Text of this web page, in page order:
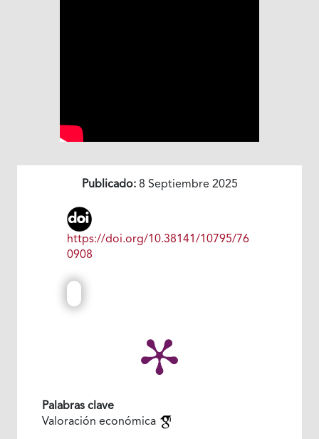
Publicado:8 Septiembre 2025
https://doi.org/10.38141/10795/76
0908
Palabras clave
Valoración económica